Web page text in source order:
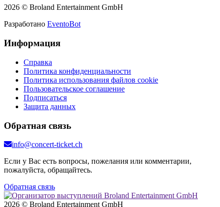
2026 © Broland Entertainment GmbH
Разработано EventoBot
Информация
Справка
Политика конфиденциальности
Политика использования файлов cookie
Пользовательское соглашение
Подписаться
Защита данных
Обратная связь
info@concert-ticket.ch
Если у Вас есть вопросы, пожелания или комментарии,
пожалуйста, обращайтесь.
Обратная связь
2026 © Broland Entertainment GmbH